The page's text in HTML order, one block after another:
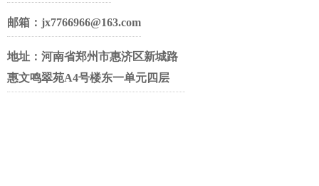
邮箱：jx7766966@163.com
地址：河南省郑州市惠济区新城路
惠文鸣翠苑A4号楼东一单元四层